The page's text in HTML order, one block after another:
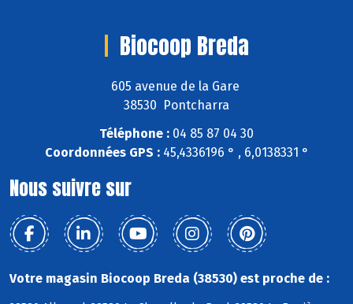
Biocoop Breda
605 avenue de la Gare
38530 Pontcharra
Téléphone : 04 85 87 04 30
Coordonnées GPS :45,4336196 ° , 6,0138331 °
Nous suivre sur
Votre magasin Biocoop Breda (38530) est proche de :